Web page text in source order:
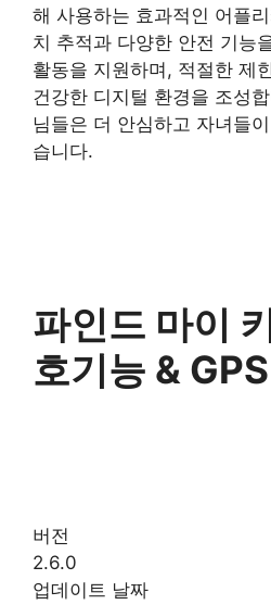
해 사용하는 효과적인 어플
치 추적과 다양한 안전 기능
활동을 지원하며, 적절한 제
건강한 디지털 환경을 조성
님들은 더 안심하고 자녀들
습니다.
파인드 마이
호기능 &
버전
2.6.0
업데이트 날짜